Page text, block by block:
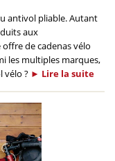
antivol pliable. Autant
aux
de cadenas vélo
les multiples marques,
vélo ? ► Lire la suite